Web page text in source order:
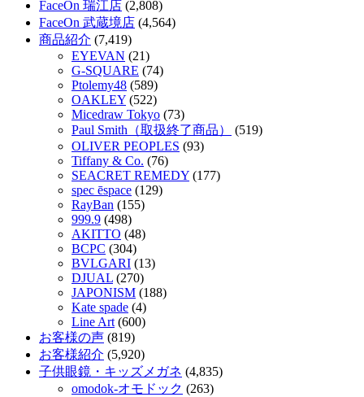
FaceOn 瑞江店 (2,808)
FaceOn 武蔵境店 (4,564)
商品紹介 (7,419)
EYEVAN (21)
G-SQUARE (74)
Ptolemy48 (589)
OAKLEY (522)
Micedraw Tokyo (73)
Paul Smith（取扱終了商品）
(519)
OLIVER PEOPLES (93)
Tiffany & Co. (76)
SEACRET REMEDY (177)
spec ēspace (129)
RayBan (155)
999.9 (498)
AKITTO (48)
BCPC (304)
BVLGARI (13)
DJUAL (270)
JAPONISM (188)
Kate spade (4)
Line Art (600)
お客様の声 (819)
お客様紹介 (5,920)
子供眼鏡・キッズメガネ (4,835)
omodok-オモドック (263)